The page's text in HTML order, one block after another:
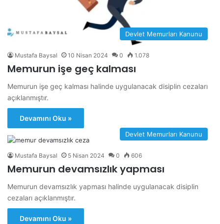
Devlet Memurları Kanunu
Mustafa Baysal 10 Nisan 2024 0 1.078
Memurun işe geç kalması
Memurun işe geç kalması halinde uygulanacak disiplin cezaları
açıklanmıştır.
Devamını Oku »
Devlet Memurları Kanunu
Mustafa Baysal 5 Nisan 2024 0 606
Memurun devamsızlık yapması
Memurun devamsızlık yapması halinde uygulanacak disiplin
cezaları açıklanmıştır.
Devamını Oku »